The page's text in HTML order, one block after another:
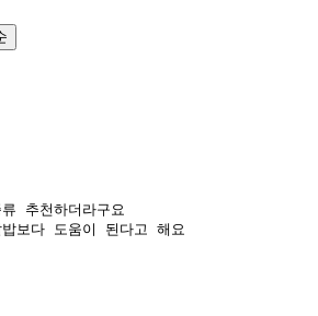
추천하더라구요
보다 도움이 된다고 해요